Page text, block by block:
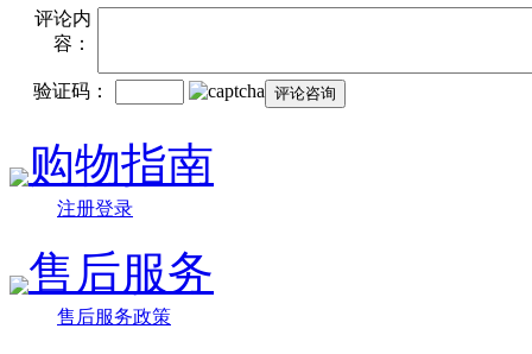
评论内
容：
验证码：
购物指南
注册登录
售后服务
售后服务政策